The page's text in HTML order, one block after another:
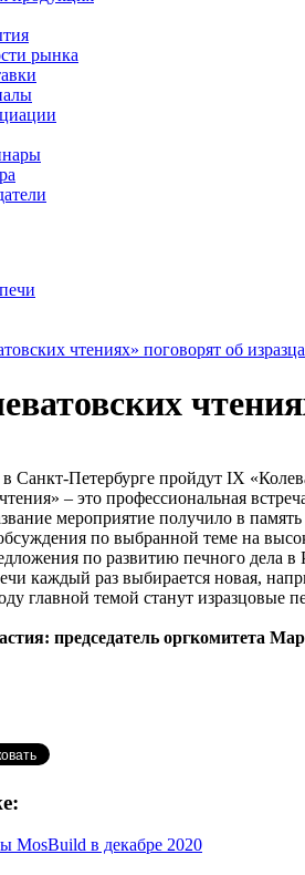
рынка
чтениях» поговорят об
в Санкт-Петербурге пройдут IX
– это профессиональная
мероприятие получило в
по выбранной теме на
по развитию печного дела в
каждый раз выбирается новая,
главной темой станут изразцовые
председатель оргкомитета